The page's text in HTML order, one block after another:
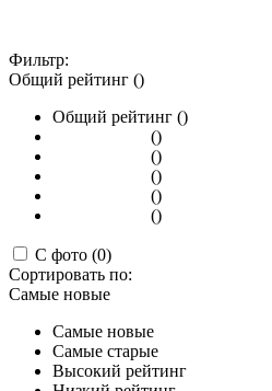
Фильтр:
Общий рейтинг ()
Общий рейтинг ()
()
()
()
()
()
С фото (0)
Сортировать по:
Самые новые
Самые новые
Самые старые
Высокий рейтинг